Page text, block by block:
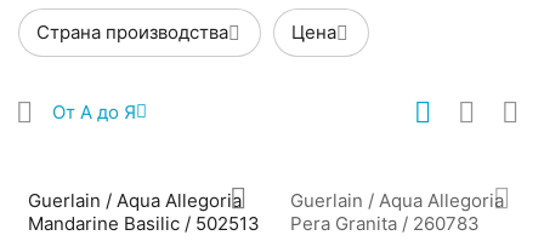
Страна производства Цена
От А до Я
Guerlain / Aqua Allegoria
Mandarine Basilic / 502513
Guerlain / Aqua Allegoria
Pera Granita / 260783